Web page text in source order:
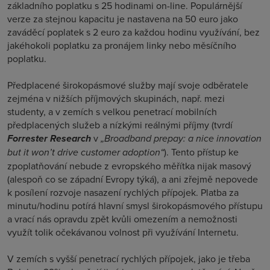
základního poplatku s 25 hodinami on-line. Populárnější
verze za stejnou kapacitu je nastavena na 50 euro jako
zaváděcí poplatek s 2 euro za každou hodinu využívání, bez
jakéhokoli poplatku za pronájem linky nebo měsíčního
poplatku.
Předplacené širokopásmové služby mají svoje odběratele
zejména v nižších příjmových skupinách, např. mezi
studenty, a v zemích s velkou penetrací mobilních
předplacených služeb a nízkými reálnými příjmy (tvrdí
Forrester Researchv„Broadband prepay: a nice innovation
but it won’t drive customer adoption“). Tento přístup ke
zpoplatňování nebude z evropského měřítka nijak masový
(alespoň co se západní Evropy týká), a ani zřejmě nepovede
k posílení rozvoje nasazení rychlých přípojek. Platba za
minutu/hodinu potírá hlavní smysl širokopásmového přístupu
a vrací nás opravdu zpět kvůli omezením a nemožnosti
využít tolik očekávanou volnost při využívání Internetu.
V zemích s vyšší penetrací rychlých přípojek, jako je třeba